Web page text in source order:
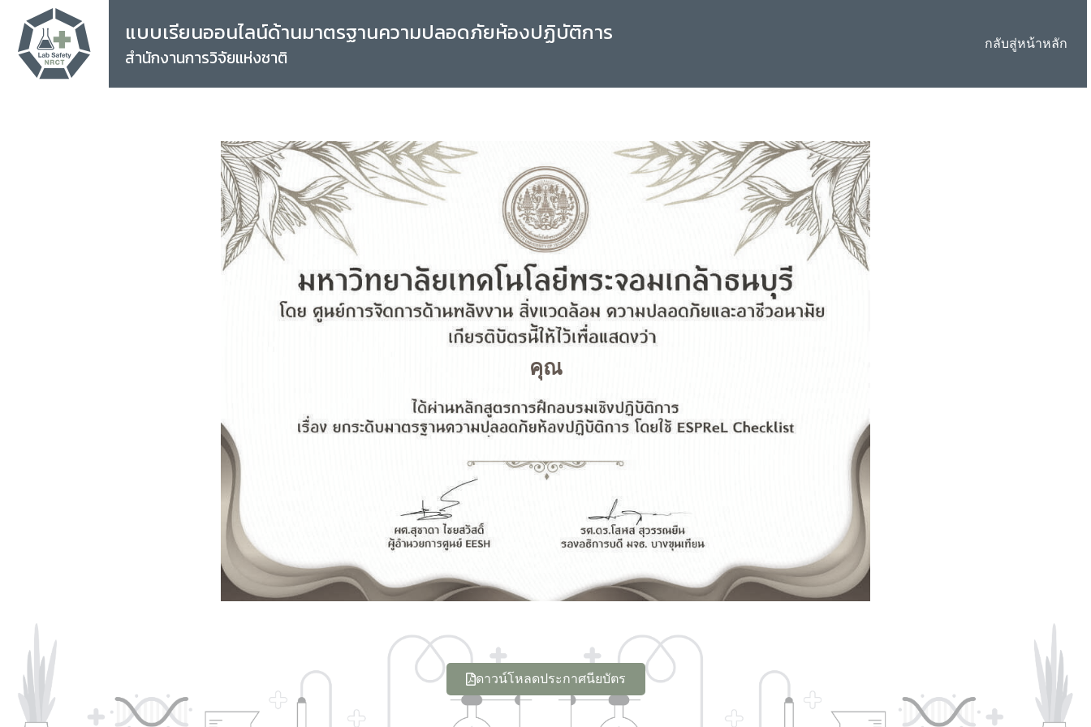
แบบเรียนออนไลน์ด้านมาตรฐานความปลอดภัยห้องปฏิบัติการ
สำนักงานการวิจัยแห่งชาติ
กลับสู่หน้าหลัก
คุณ
ดาวน์โหลดประกาศนียบัตร